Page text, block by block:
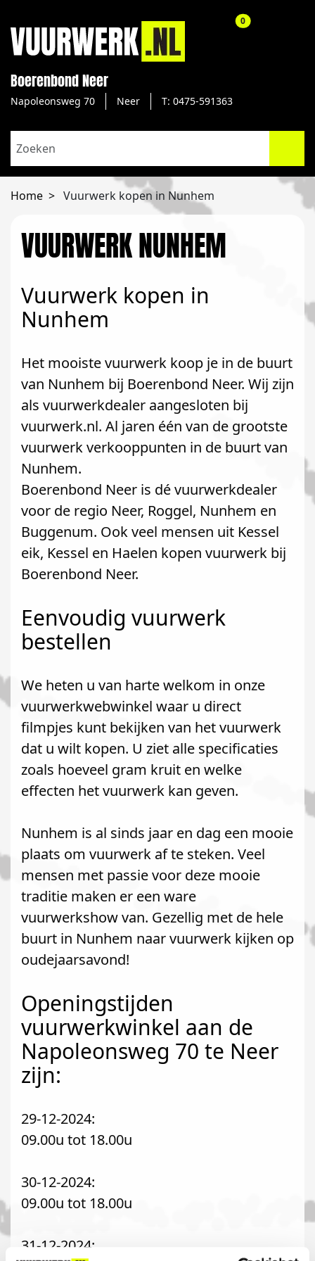
Boerenbond Neer
Napoleonsweg 70 Neer T: 0475-591363
0aantal
Home Vuurwerk kopen in Nunhem
VUURWERK NUNHEM
Vuurwerk kopen in
Nunhem
Het mooiste vuurwerk koop je in de buurt
van Nunhem bij Boerenbond Neer. Wij zijn
als vuurwerkdealer aangesloten bij
vuurwerk.nl. Al jaren één van de grootste
vuurwerk verkooppunten in de buurt van
Nunhem.
Boerenbond Neer is dé vuurwerkdealer
voor de regio Neer, Roggel, Nunhem en
Buggenum. Ook veel mensen uit Kessel
eik, Kessel en Haelen kopen vuurwerk bij
Boerenbond Neer.
Eenvoudig vuurwerk
bestellen
We heten u van harte welkom in onze
vuurwerkwebwinkel waar u direct
filmpjes kunt bekijken van het vuurwerk
dat u wilt kopen. U ziet alle specificaties
zoals hoeveel gram kruit en welke
effecten het vuurwerk kan geven.
Nunhem is al sinds jaar en dag een mooie
plaats om vuurwerk af te steken. Veel
mensen met passie voor deze mooie
traditie maken er een ware
vuurwerkshow van. Gezellig met de hele
buurt in Nunhem naar vuurwerk kijken op
oudejaarsavond!
Openingstijden
vuurwerkwinkel aan de
Napoleonsweg 70 te Neer
zijn:
29-12-2024:
09.00u tot 18.00u
30-12-2024:
09.00u tot 18.00u
31-12-2024: